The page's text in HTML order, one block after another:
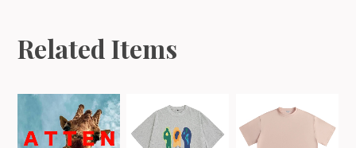
Related Items